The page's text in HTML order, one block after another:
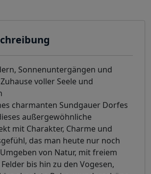
Sonnenuntergängen und
voller Seele und
charmanten Sundgauer Dorfes
außergewöhnliche
mit Charakter, Charme und
das man heute nur noch
von Natur, mit freiem
bis hin zu den Vogesen,